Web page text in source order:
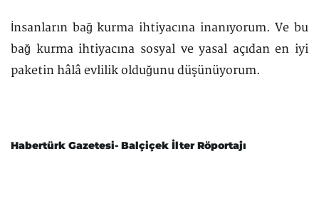
İnsanların bağ kurma ihtiyacına inanıyorum. Ve bu
bağ kurma ihtiyacına sosyal ve yasal açıdan en iyi
paketin hâlâ evlilik olduğunu düşünüyorum.
Habertürk Gazetesi- Balçiçek İlter Röportajı